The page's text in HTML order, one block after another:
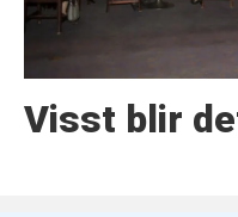
Visst blir